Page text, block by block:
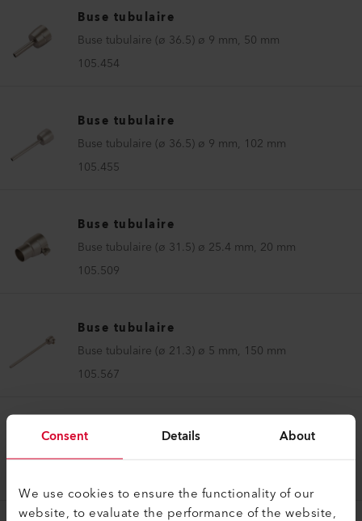
Consent Details About
We use cookies to ensure the functionality of our
website, to evaluate the performance of the website,
Buse tubulaire
Buse tubulaire (ø 36.5) ø 9 mm, 50 mm
105.454
Buse tubulaire
Buse tubulaire (ø 36.5) ø 9 mm, 102 mm
105.455
Buse tubulaire
Buse tubulaire (ø 31.5) ø 25.4 mm, 20 mm
105.509
Buse tubulaire
Buse tubulaire (ø 21.3) ø 5 mm, 150 mm
105.567
Buse tubulaire
Buse tubulaire (ø 31.5) ø 5 mm, 100 mm